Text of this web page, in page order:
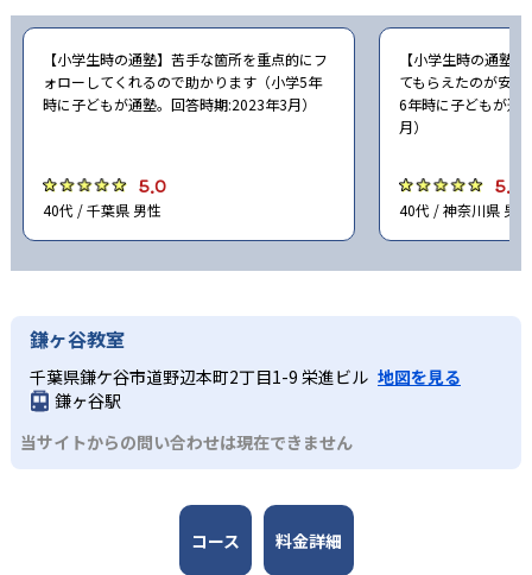
【小学生時の通塾】苦手な箇所を重点的にフ
ォローしてくれるので助かります（小学5年
時に子どもが通塾。回答時期:2023年3月）
5.0
40代 / 千葉県 男性
【小学生時の通塾
てもらえたのが安
6年時に子どもが通
月）
5.0
40代 / 神奈川県 男性
鎌ヶ谷教室
千葉県鎌ケ谷市道野辺本町2丁目1-9 栄進ビル 地図を見る
鎌ヶ谷駅
当サイトからの問い合わせは現在できません
コース 料金詳細